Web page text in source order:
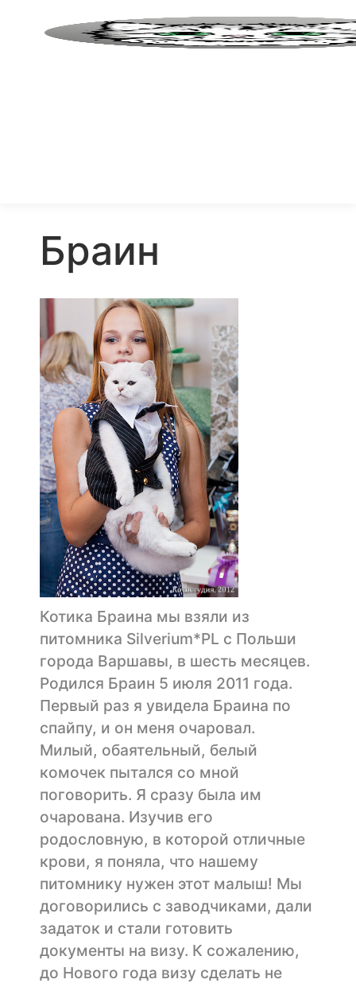
Браин
Котика Браинa мы взяли из
питомника Silverium*PL c Польши
города Варшавы, в шесть месяцев.
Родился Браин 5 июля 2011 года.
Первый раз я увидела Браина по
спайпу, и он меня очаровал.
Милый, обаятельный, белый
комочек пытался со мной
поговорить. Я сразу была им
очарована. Изучив его
родословную, в которой отличные
крови, я поняла, что нашему
питомнику нужен этот малыш! Мы
договорились с заводчиками, дали
задаток и стали готовить
документы на визу. К сожалению,
до Нового года визу сделать не